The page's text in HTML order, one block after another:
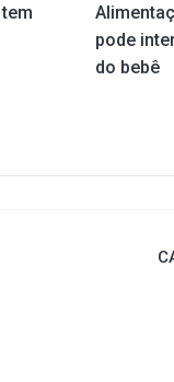
pode
do bebê